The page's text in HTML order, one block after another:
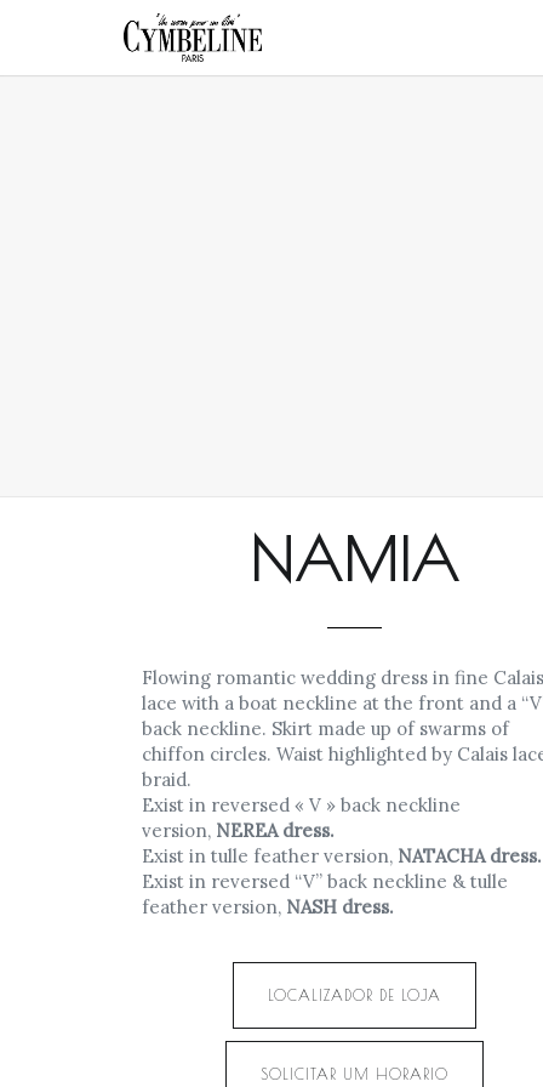
NAMIA
Flowing romantic wedding dress in fine Calais
lace with a boat neckline at the front and a
back neckline. Skirt made up of swarms of
chiffon circles. Waist highlighted by Calais
braid.
Exist in reversed « V » back neckline
version, NEREA dress.
Exist in tulle feather version, NATACHA dress.
Exist in reversed “V” back neckline & tulle
feather version, NASH dress.
LOCALIZADOR DE LOJA
SOLICITAR UM HORARIO